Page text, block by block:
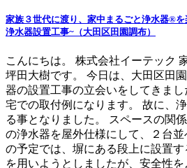
家族３世代に渡り、家中まるごと浄水器®
浄水器設置工事~（大田区田園調布）
こんにちは。 株式会社イーテック
坪田大樹です。 今日は、大田区田
器の設置工事の立会いをしてきま
宅での取付例になります。 故に、
る事となりました。 スペースの関
の浄水器を屋外仕様にして、２台
の予定では、塀にある段上に設置
を用いようとしましたが、安全性